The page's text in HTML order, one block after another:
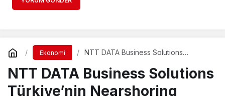
Ekonomi
NTT DATA Business Solutions
Hizmetlerinden Sorumlu Direktörü
Ayşegül Güler oldu
NTT DATA Business Solutions
Türkiye’nin Nearshoring